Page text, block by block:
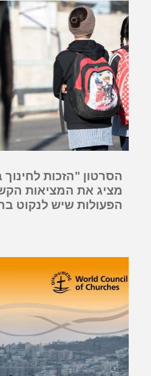
הסרטון "הזכות
מציג את המציאות
הפעולות שיש לנקוט